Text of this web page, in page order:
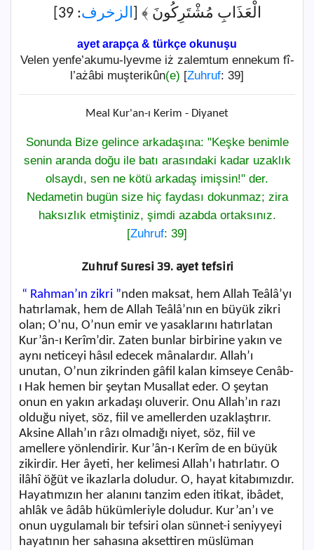
الْعَذَابِ مُشْتَرِكُونَ ﴾ [ الزخرف: 39]
ayet arapça & türkçe okunuşu
Velen yenfe’akumu-lyevme iż zalemtum ennekum fî-
l’ażâbi muşterikûn(e) [Zuhruf: 39]
Meal Kur'an-ı Kerim - Diyanet
Sonunda Bize gelince arkadaşına: "Keşke benimle
senin aranda doğu ile batı arasındaki kadar uzaklık
olsaydı, sen ne kötü arkadaş imişsin!" der.
Nedametin bugün size hiç faydası dokunmaz; zira
haksızlık etmiştiniz, şimdi azabda ortaksınız.
[Zuhruf: 39]
Zuhruf Suresi 39. ayet tefsiri
“ Rahman’ın zikri ”nden maksat, hem Allah Teâlâ’yı
hatırlamak, hem de Allah Teâlâ’nın en büyük zikri
olan; O’nu, O’nun emir ve yasaklarını hatırlatan
Kur’ân-ı Kerîm’dir. Zaten bunlar birbirine yakın ve
aynı neticeyi hâsıl edecek mânalardır. Allah’ı
unutan, O’nun zikrinden gâfil kalan kimseye Cenâb-
ı Hak hemen bir şeytan Musallat eder. O şeytan
onun en yakın arkadaşı oluverir. Onu Allah’ın razı
olduğu niyet, söz, fiil ve amellerden uzaklaştırır.
Aksine Allah’ın râzı olmadığı niyet, söz, fiil ve
amellere yönlendirir. Kur’ân-ı Kerîm de en büyük
zikirdir. Her âyeti, her kelimesi Allah’ı hatırlatır. O
ilâhî öğüt ve ikazlarla doludur. O, hayat kitabımızdır.
Hayatımızın her alanını tanzim eden itikat, ibâdet,
ahlâk ve âdâb hükümleriyle doludur. Kur’an’ı ve
onun uygulamalı bir tefsiri olan sünnet-i seniyyeyi
hayatının her sahasına aksettiren müslüman